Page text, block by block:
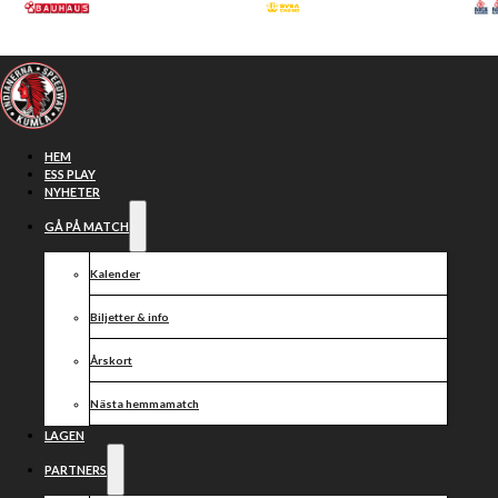
Hoppa till huvudinnehåll
HEM
ESS PLAY
NYHETER
GÅ PÅ MATCH
Kalender
Biljetter & info
Årskort
Nästa hemmamatch
LAGEN
PARTNERS
Rekordpublik